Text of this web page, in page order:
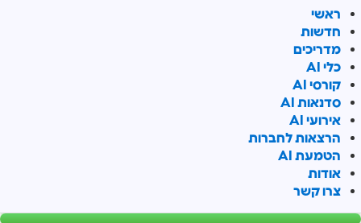
ראשי
חדשות
מדריכים
כלי AI
קורסי AI
סדנאות AI
אירועי AI
הרצאות לחברות
הטמעת AI
אודות
צרו קשר